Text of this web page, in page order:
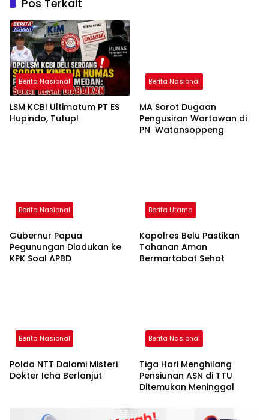
Pos Terkait
Berita Nasional
LSM KCBI Ultimatum PT ES
Hupindo, Tutup!
Berita Nasional
MA Sorot Dugaan
Pengusiran Wartawan di
PN Watansoppeng
Berita Nasional
Gubernur Papua
Pegunungan Diadukan ke
KPK Soal APBD
Berita Utama
Kapolres Belu Pastikan
Tahanan Aman
Bermartabat Sehat
Berita Nasional
Polda NTT Dalami Misteri
Dokter Icha Berlanjut
Berita Nasional
Tiga Hari Menghilang
Pensiunan ASN di TTU
Ditemukan Meninggal